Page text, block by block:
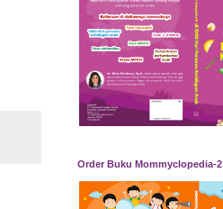
Order Buku Mommyclopedia-2